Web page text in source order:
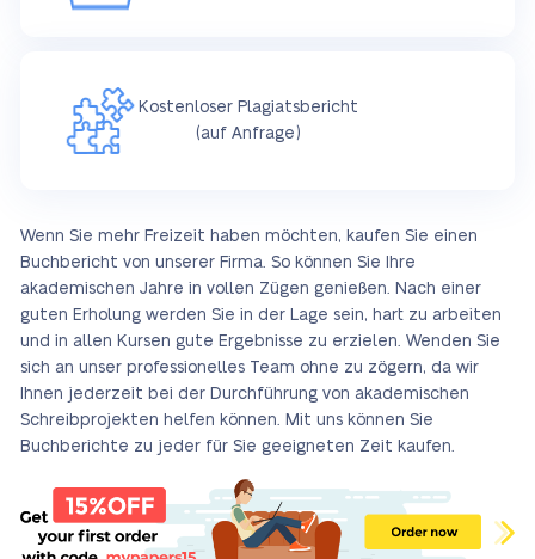
Kostenloser Plagiatsbericht
(auf Anfrage)
Wenn Sie mehr Freizeit haben möchten, kaufen Sie einen
Buchbericht von unserer Firma. So können Sie Ihre
akademischen Jahre in vollen Zügen genießen. Nach einer
guten Erholung werden Sie in der Lage sein, hart zu arbeiten
und in allen Kursen gute Ergebnisse zu erzielen. Wenden Sie
sich an unser professionelles Team ohne zu zögern, da wir
Ihnen jederzeit bei der Durchführung von akademischen
Schreibprojekten helfen können. Mit uns können Sie
Buchberichte zu jeder für Sie geeigneten Zeit kaufen.